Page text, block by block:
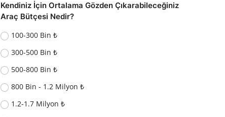
Kendiniz İçin Ortalama Gözden Çıkarabileceğiniz
Araç Bütçesi Nedir?
100-300 Bin ₺
300-500 Bin ₺
500-800 Bin ₺
800 Bin - 1.2 Milyon ₺
1.2-1.7 Milyon ₺